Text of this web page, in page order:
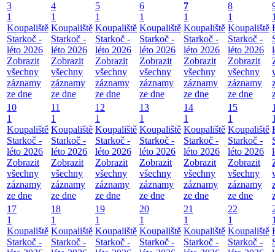
3
1
Koupaliště
Starkoč -
léto 2026
Zobrazit
všechny
záznamy
ze dne
4
1
Koupaliště
Starkoč -
léto 2026
Zobrazit
všechny
záznamy
ze dne
5
1
Koupaliště
Starkoč -
léto 2026
Zobrazit
všechny
záznamy
ze dne
6
1
Koupaliště
Starkoč -
léto 2026
Zobrazit
všechny
záznamy
ze dne
7
1
Koupaliště
Starkoč -
léto 2026
Zobrazit
všechny
záznamy
ze dne
8
1
Koupaliště
Starkoč -
léto 2026
Zobrazit
všechny
záznamy
ze dne
10
1
Koupaliště
Starkoč -
léto 2026
Zobrazit
všechny
záznamy
ze dne
11
1
Koupaliště
Starkoč -
léto 2026
Zobrazit
všechny
záznamy
ze dne
12
1
Koupaliště
Starkoč -
léto 2026
Zobrazit
všechny
záznamy
ze dne
13
1
Koupaliště
Starkoč -
léto 2026
Zobrazit
všechny
záznamy
ze dne
14
1
Koupaliště
Starkoč -
léto 2026
Zobrazit
všechny
záznamy
ze dne
15
1
Koupaliště
Starkoč -
léto 2026
Zobrazit
všechny
záznamy
ze dne
17
1
Koupaliště
Starkoč -
18
1
Koupaliště
Starkoč -
19
1
Koupaliště
Starkoč -
20
1
Koupaliště
Starkoč -
21
1
Koupaliště
Starkoč -
22
1
Koupaliště
Starkoč -